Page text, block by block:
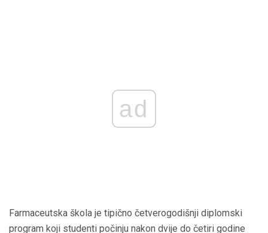
ad
Farmaceutska škola je tipično četverogodišnji diplomski
program koji studenti počinju nakon dvije do četiri godine